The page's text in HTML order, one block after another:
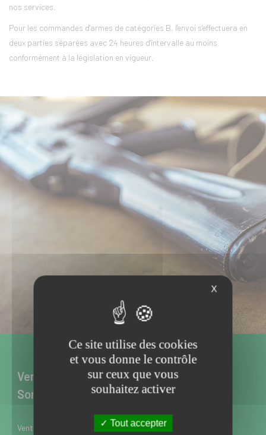
nos services.
Pour les commandes d'armes de catégories B, l'envoi s'effectuera en
deux parties séparées avec 24 heures d'intervalle au moins
conformément à la législation en vigueur.
Vente d’armes neuves et d’occasion à
Somain dans le Nord
Vente d’armes neuves et d’occasion à Somain près de Douai
X
Ce site utilise des cookies
et vous donne le contrôle
sur ceux que vous
souhaitez activer
Tout accepter